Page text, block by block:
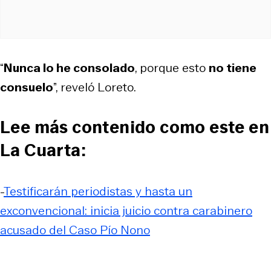
“Nunca lo he consolado, porque esto no tiene
consuelo”, reveló Loreto.
Lee más contenido como este en
La Cuarta:
-Testificarán periodistas y hasta un
exconvencional: inicia juicio contra carabinero
acusado del Caso Pío Nono